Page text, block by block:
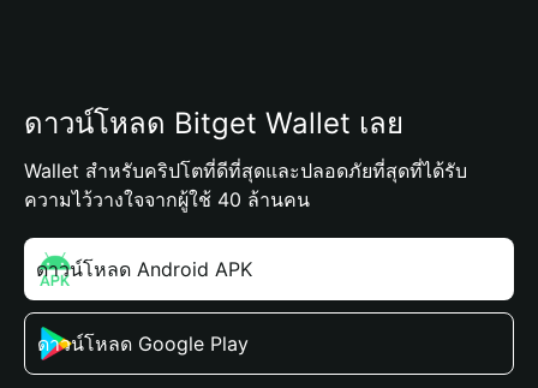
ดาวน์โหลด Bitget Wallet เลย
Wallet สำหรับคริปโตที่ดีที่สุดและปลอดภัยที่สุดที่ได้รับ
ความไว้วางใจจากผู้ใช้ 40 ล้านคน
ดาวน์โหลด Android APK
ดาวน์โหลด Google Play